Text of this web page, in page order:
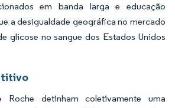
em banda larga e educação
a desigualdade geográfica no mercado
glicose no sangue dos Estados Unidos
detinham coletivamente uma